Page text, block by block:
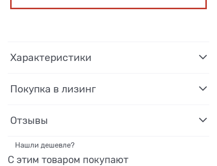
Характеристики
Покупка в лизинг
Отзывы
Нашли дешевле?
С этим товаром покупают